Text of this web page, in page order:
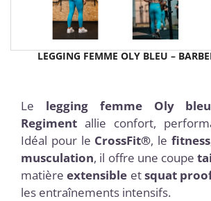
LEGGING FEMME OLY BLEU –
Le legging femme Oly bleu
Regiment allie confort,
Idéal pour le CrossFit®, le fitness
musculation, il offre une coupe
matièreextensible etsquat
les entraînements intensifs.